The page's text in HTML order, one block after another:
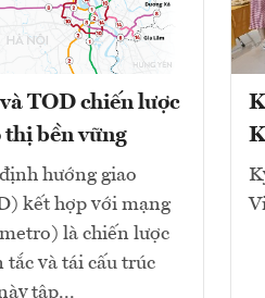
TOD chiến lược
bền vững
hướng giao
kết hợp với mạng
là chiến lược
tắc và tái cấu trúc
tập...